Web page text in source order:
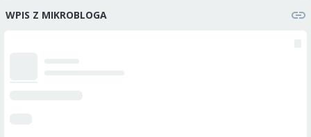
WPIS Z MIKROBLOGA